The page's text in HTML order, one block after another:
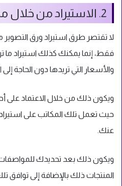
2. الاستيراد من خلال مكتب تصدير
لا تقتصر طرق استيراد ورق
فقط، إنما يمكنك كذلك استيراد ما
والأسعار التي تريدها دون الحاجة
ويكون ذلك من خلال الاعتماد على
حيث تعمل تلك المكاتب على
عنك.
ويكون ذلك بعد تحديدك
المنتجات ذلك بالإضافة إلى توافق